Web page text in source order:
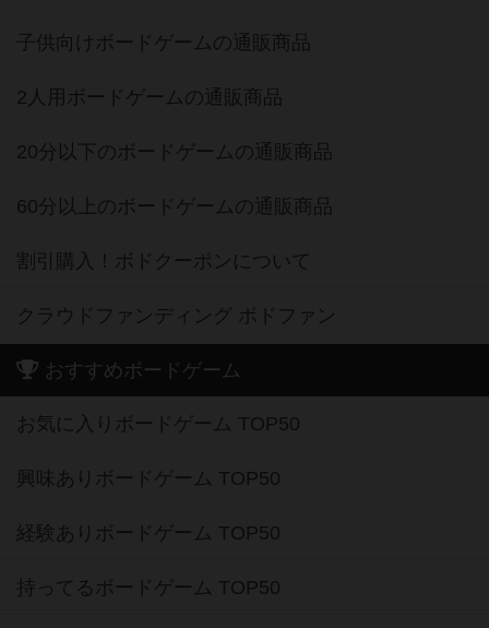
子供向けボードゲームの通販商品
2人用ボードゲームの通販商品
20分以下のボードゲームの通販商品
60分以上のボードゲームの通販商品
割引購入！ボドクーポンについて
クラウドファンディング ボドファン
おすすめボードゲーム
お気に入りボードゲーム TOP50
興味ありボードゲーム TOP50
経験ありボードゲーム TOP50
持ってるボードゲーム TOP50